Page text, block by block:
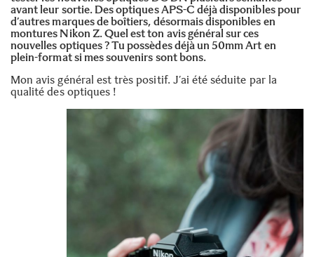
avant leur sortie. Des optiques APS-C déjà disponibles pour
d’autres marques de boîtiers, désormais disponibles en
montures Nikon Z. Quel est ton avis général sur ces
nouvelles optiques ? Tu possèdes déjà un 50mm Art en
plein-formatsi mes souvenirs sont bons.
Mon avis général est très positif. J’ai été séduite par la
qualité des optiques !